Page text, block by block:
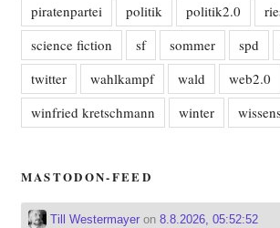
piratenpartei
politik politik2.0
science fiction
sf sommer spd
twitter
wahlkampf wald
web2.0
winfried kretschmann
winter
MASTODON-FEED
Till Westermayeron 8.8.2026, 05:52:52